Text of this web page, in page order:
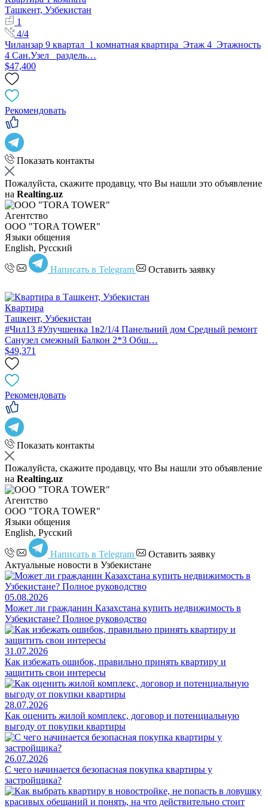
Ташкент, Узбекистан
1
4/4
Чиланзар 9 квартал 1 комнатная квартира Этаж 4 Этажность
4 Сан.Узел раздель…
$47,400
Рекомендовать
Показать контакты
Пожалуйста, скажите продавцу, что Вы нашли это объявление
на Realting.uz
Агентство
OOO "TORA TOWER"
Языки общения
English, Русский
Написать в Telegram Оставить заявку
Квартира
Ташкент, Узбекистан
#Чил13 #Улучшенка 1в2/1/4 Панельний дом Средный ремонт
Санузел смежный Балкон 2*3 Обш…
$49,371
Рекомендовать
Показать контакты
Пожалуйста, скажите продавцу, что Вы нашли это объявление
на Realting.uz
Агентство
OOO "TORA TOWER"
Языки общения
English, Русский
Написать в Telegram
Оставить заявку
Актуальные новости в Узбекистане
05.08.2026
Может ли гражданин Казахстана купить недвижимость в
Узбекистане? Полное руководство
31.07.2026
Как избежать ошибок, правильно принять квартиру и
защитить свои интересы
28.07.2026
Как оценить жилой комплекс, договор и потенциальную
выгоду от покупки квартиры
26.07.2026
С чего начинается безопасная покупка квартиры у
застройщика?